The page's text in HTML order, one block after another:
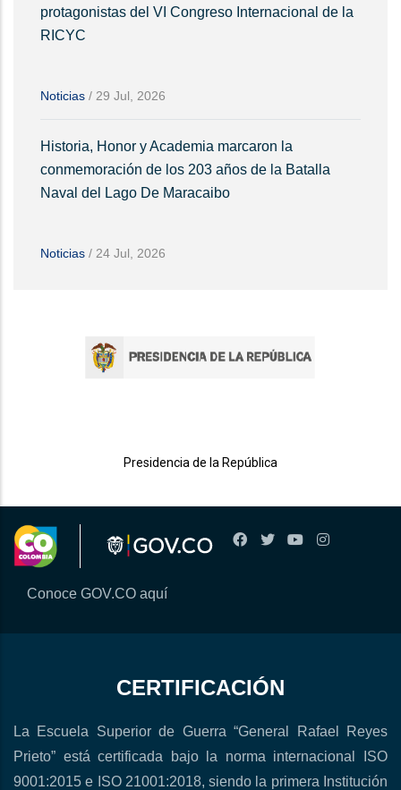
protagonistas del VI Congreso Internacional de la
RICYC
Noticias / 29 Jul, 2026
Historia, Honor y Academia marcaron la
conmemoración de los 203 años de la Batalla
Naval del Lago De Maracaibo
Noticias / 24 Jul, 2026
Presidencia de la República
Conoce GOV.CO aquí
CERTIFICACIÓN
La Escuela Superior de Guerra “General Rafael Reyes
Prieto” está certificada bajo la norma internacional ISO
9001:2015 e ISO 21001:2018, siendo la primera Institución